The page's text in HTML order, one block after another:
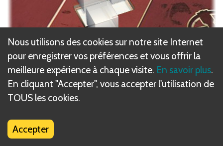
Tirez ensuite 1 carte Événement (quel que soit le
nombre d’Assassins en jeu). Lisez-la à voix haute,
du tour. L’effet d’une carte Événement a lieu
immédiatement, sauf si la carte stipule le contraire.
Nous utilisons des cookies sur notre site Internet
pour enregistrer vos préférences et vous offrir la
meilleure expérience à chaque visite. En savoir plus.
En cliquant "Accepter", vous accepter l'utilisation de
TOUS les cookies.
Accepter